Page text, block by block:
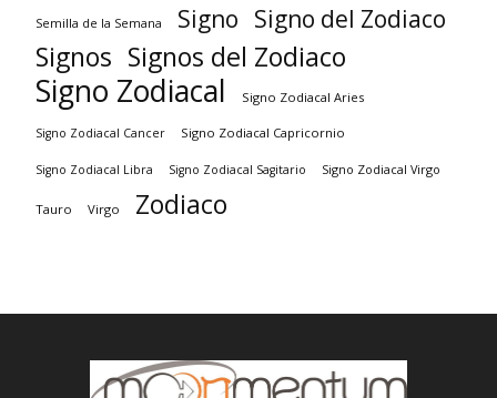
Semilla de la Semana Signo Signo del Zodiaco
Signos Signos del Zodiaco
Signo Zodiacal Signo Zodiacal Aries
Signo Zodiacal Cancer Signo Zodiacal Capricornio
Signo Zodiacal Libra Signo Zodiacal Sagitario Signo Zodiacal Virgo
Tauro Virgo Zodiaco